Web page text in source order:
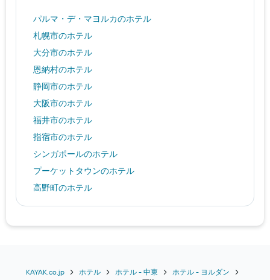
パルマ・デ・マヨルカのホテル
札幌市のホテル
大分市のホテル
恩納村のホテル
静岡市のホテル
大阪市のホテル
福井市のホテル
指宿市のホテル
シンガポールのホテル
プーケットタウンのホテル
高野町のホテル
鎌倉市のホテル
ニューヨークのホテル
KAYAK.co.jp ホテル ホテル - 中東
ホテル - ヨルダン